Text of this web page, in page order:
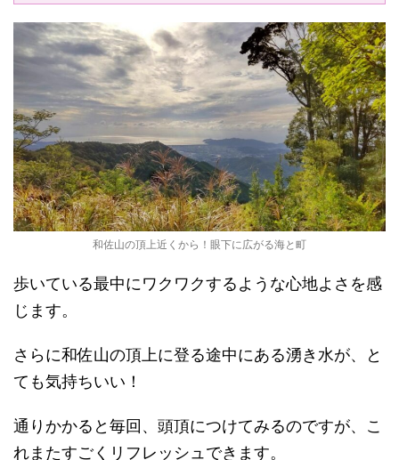
和佐山の頂上近くから！眼下に広がる海と町
歩いている最中にワクワクするような心地よさを感
じます。
さらに和佐山の頂上に登る途中にある湧き水が、と
ても気持ちいい！
通りかかると毎回、頭頂につけてみるのですが、こ
れまたすごくリフレッシュできます。